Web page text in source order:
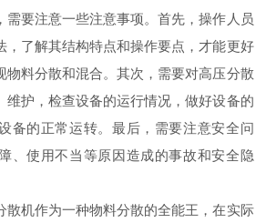
要注意一些注意事项。首先，操作人员
，了解其结构特点和操作要点，才能更好
物料分散和混合。其次，需要对高压分散
维护，检查设备的运行情况，做好设备的
备的正常运转。最后，需要注意安全问
、使用不当等原因造成的事故和安全隐
机作为一种物料分散的全能王，在实际